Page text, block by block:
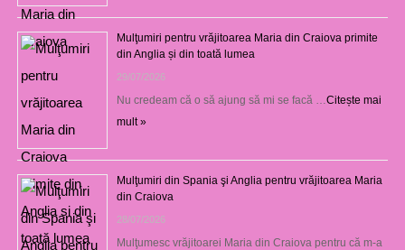
Mulţumiri pentru vrăjitoarea Maria din Craiova primite
din Anglia și din toată lumea
29/07/2026
Nu credeam că o să ajung să mi se facă … Citește mai
mult »
Mulţumiri din Spania şi Anglia pentru vrăjitoarea Maria
din Craiova
28/07/2026
Mulţumesc vrăjitoarei Maria din Craiova pentru că m-a